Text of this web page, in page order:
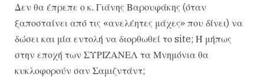
Δεν θα έπρεπε ο κ. Γιάνης Βαρουφάκης (όταν
ξαποσταίνει από τις «ανελέητες μάχες» που δίνει) να
δώσει και μία εντολή να διορθωθεί το site; Ή μήπως
στην εποχή των ΣΥΡΙΖΑΝΕΛ τα Μνημόνια θα
κυκλοφορούν σαν Σαμιζντάντ;